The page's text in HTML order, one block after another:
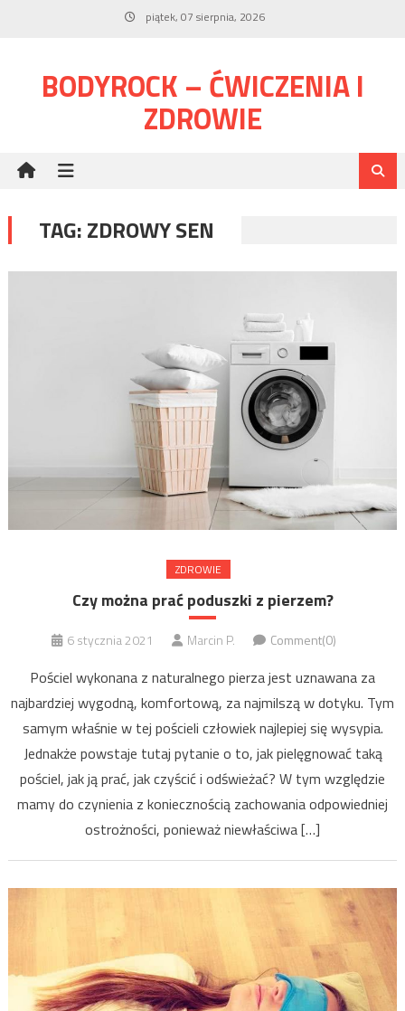
piątek, 07 sierpnia, 2026
BODYROCK – ĆWICZENIA I
ZDROWIE
TAG:ZDROWY SEN
ZDROWIE
Czy można prać poduszki z pierzem?
6 stycznia 2021 Marcin P. Comment(0)
Pościel wykonana z naturalnego pierza jest uznawana za
najbardziej wygodną, komfortową, za najmilszą w dotyku. Tym
samym właśnie w tej pościeli człowiek najlepiej się wysypia.
Jednakże powstaje tutaj pytanie o to, jak pielęgnować taką
pościel, jak ją prać, jak czyścić i odświeżać? W tym względzie
mamy do czynienia z koniecznością zachowania odpowiedniej
ostrożności, ponieważ niewłaściwa […]